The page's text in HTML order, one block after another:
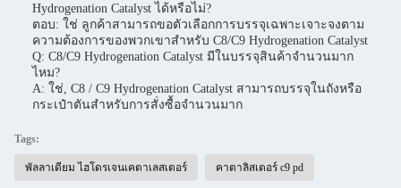
Hydrogenation Catalyst ได้หรือไม่?
ตอบ: ใช่ ลูกค้าสามารถขอตัวเลือกการบรรจุเฉพาะเจาะจงตาม
ความต้องการของพวกเขาสําหรับ C8/C9 Hydrogenation Catalyst
Q: C8/C9 Hydrogenation Catalyst มีในบรรจุสินค้าจํานวนมาก
ไหม?
A: ใช่, C8 / C9 Hydrogenation Catalyst สามารถบรรจุในถังหรือ
กระเป๋าตันสําหรับการสั่งซื้อจํานวนมาก
Tags:
พัลลาเดียม ไฮโดรเจนเคตาเลสเตอร์ คาตาลิสเตอร์ c9 pd